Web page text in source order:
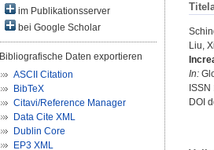
im Publikationsserver
bei Google Scholar
Bibliografische Daten exportieren
ASCII Citation
BibTeX
Citavi/Reference Manager
Data Cite XML
Dublin Core
EP3 XML
Liu,
In:
DOI